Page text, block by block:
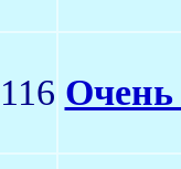
116 Очень